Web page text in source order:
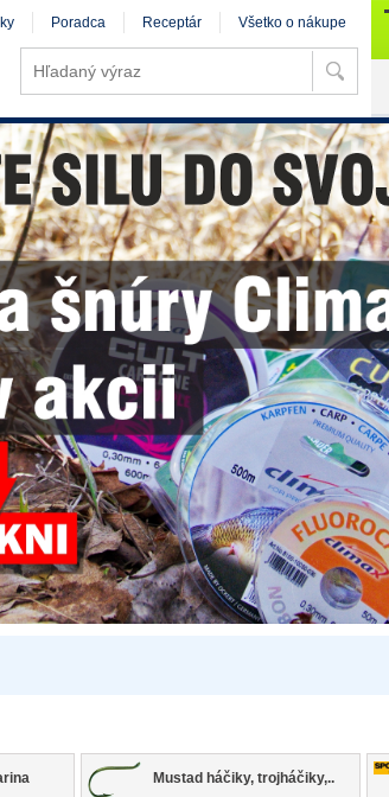
Mustad háčiky, trojháčiky,..
Poradca Receptár Všetko o nákupe